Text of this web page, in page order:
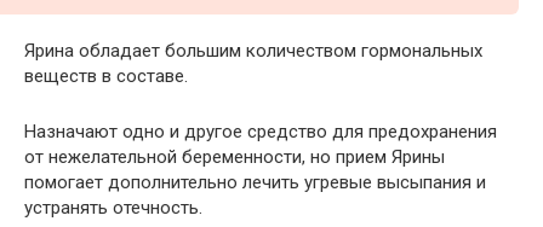
Ярина обладает большим количеством гормональных
веществ в составе.
Назначают одно и другое средство для предохранения
от нежелательной беременности, но прием Ярины
помогает дополнительно лечить угревые высыпания и
устранять отечность.